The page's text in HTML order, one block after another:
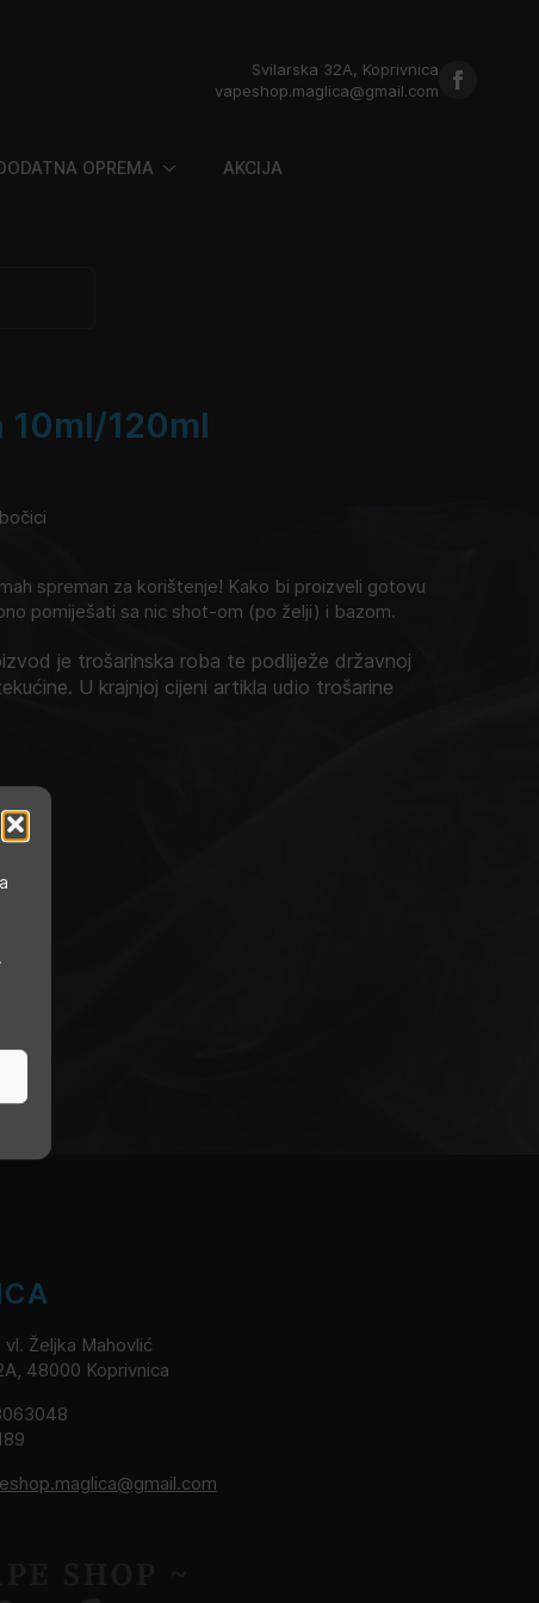
Svilarska 32A, Koprivnica
vapeshop.maglica@gmail.com
OPREMA AKCIJA
10ml/120ml
spreman za korištenje! Kako bi proizveli gotovu
pomiješati sa nic shot-om (po želji) i bazom.
je trošarinska roba te podliježe državnoj
U krajnjoj cijeni artikla udio trošarine
vl. Željka Mahovlić
48000 Koprivnica